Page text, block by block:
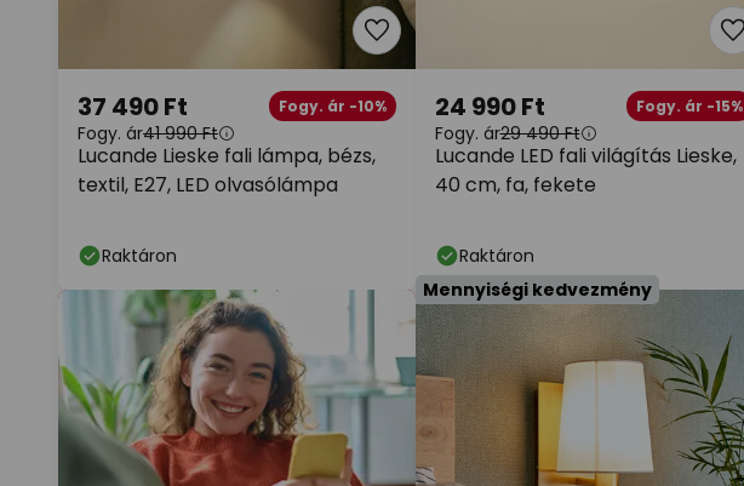
Lucande Lieske fali lámpa, bézs,
textil, E27, LED olvasólámpa
37 490 Ft Fogy. ár -10%
Fogy. ár41 990 Ft
Raktáron
Lucande LED fali világítás Lieske,
40 cm, fa, fekete
24 990 Ft Fogy. ár -15%
Fogy. ár29 490 Ft
Raktáron
Mennyiségi kedvezmény